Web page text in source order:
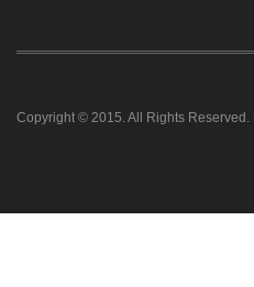
Copyright © 2015. All Rights Reserved.